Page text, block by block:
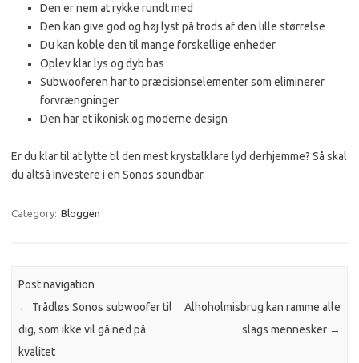
Den er nem at rykke rundt med
Den kan give god og høj lyst på trods af den lille størrelse
Du kan koble den til mange forskellige enheder
Oplev klar lys og dyb bas
Subwooferen har to præcisionselementer som eliminerer
forvrængninger
Den har et ikonisk og moderne design
Er du klar til at lytte til den mest krystalklare lyd derhjemme? Så skal
du altså investere i en Sonos soundbar.
Category: Bloggen
Post navigation
← Trådløs Sonos subwoofer til
dig, som ikke vil gå ned på
kvalitet
Alhoholmisbrug kan ramme alle
slags mennesker →